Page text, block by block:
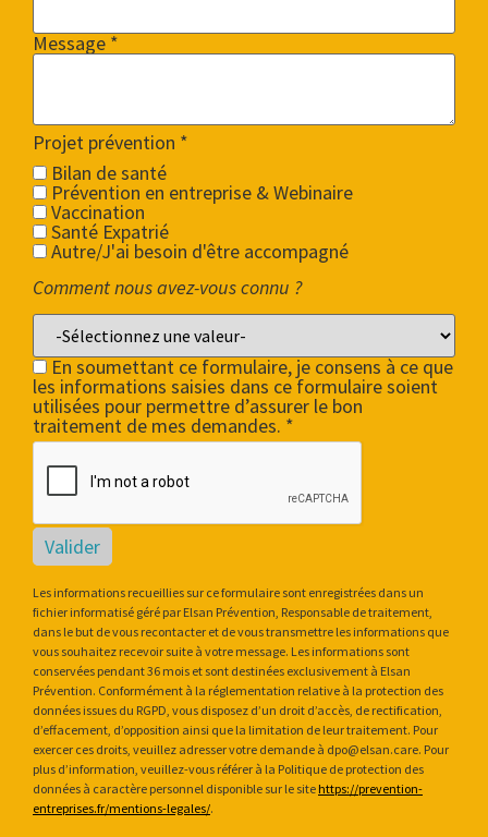
Message *
Projet prévention *
Bilan de santé
Prévention en entreprise & Webinaire
Vaccination
Santé Expatrié
Autre/J'ai besoin d'être accompagné
Comment nous avez-vous connu ?
En soumettant ce formulaire, je consens à ce que
les informations saisies dans ce formulaire soient
utilisées pour permettre d’assurer le bon
traitement de mes demandes. *
Valider
Les informations recueillies sur ce formulaire sont enregistrées dans un
fichier informatisé géré par Elsan Prévention, Responsable de traitement,
dans le but de vous recontacter et de vous transmettre les informations que
vous souhaitez recevoir suite à votre message. Les informations sont
conservées pendant 36 mois et sont destinées exclusivement à Elsan
Prévention. Conformément à la réglementation relative à la protection des
données issues du RGPD, vous disposez d’un droit d’accès, de rectification,
d’effacement, d’opposition ainsi que la limitation de leur traitement. Pour
exercer ces droits, veuillez adresser votre demande à dpo@elsan.care. Pour
plus d’information, veuillez-vous référer à la Politique de protection des
données à caractère personnel disponible sur le site https://prevention-
entreprises.fr/mentions-legales/.